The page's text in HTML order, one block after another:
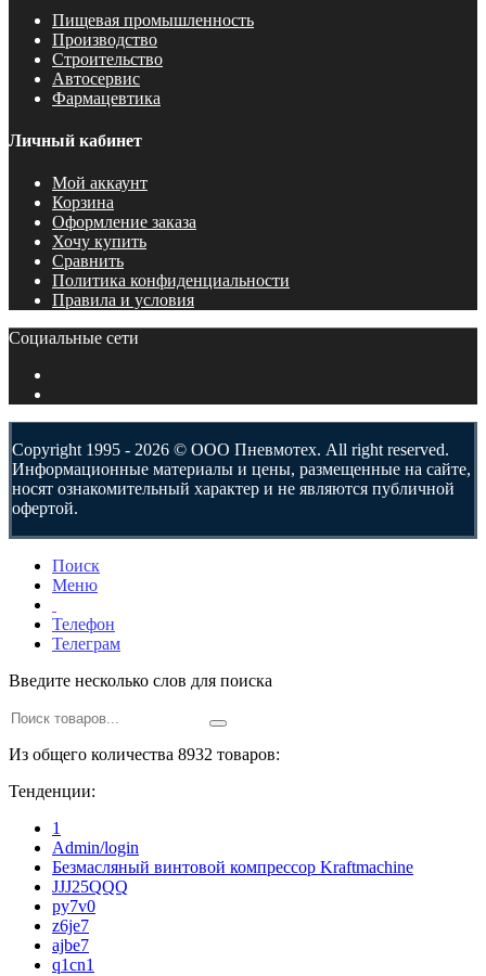
Пищевая промышленность
Производство
Строительство
Автосервис
Фармацевтика
Личный кабинет
Мой аккаунт
Корзина
Оформление заказа
Хочу купить
Сравнить
Политика конфиденциальности
Правила и условия
Социальные сети
Copyright 1995 - 2026 © ООО Пневмотех. All right reserved.
Информационные материалы и цены, размещенные на сайте,
носят ознакомительный характер и не являются публичной
офертой.
Поиск
Меню
Телефон
Телеграм
Введите несколько слов для поиска
Из общего количества 8932 товаров:
Тенденции:
1
Admin/login
Безмасляный винтовой компрессор Kraftmaсhine
JJJ25QQQ
py7v0
z6je7
ajbe7
q1cn1